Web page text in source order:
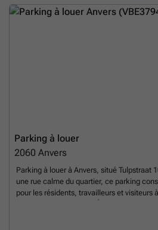
Parking à louer
2060 Anvers
Parking à louer à Anvers, situé Tulpstraat
une rue calme du quartier, ce parking
pour les résidents, travailleurs et visiteurs
services locaux, ce parking offre un